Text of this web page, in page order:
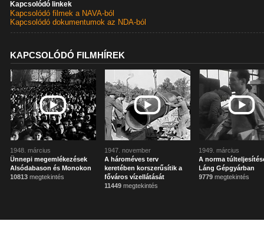
Kapcsolódó linkek
Kapcsolódó filmek a NAVA-ból
Kapcsolódó dokumentumok az NDA-ból
KAPCSOLÓDÓ FILMHÍREK
1948. március
Ünnepi megemlékezések
Alsódabason és Monokon
10813 megtekintés
1947. november
A hároméves terv
keretében korszerűsítik a
főváros vízellátását
11449 megtekintés
1949. március
A norma
Láng Gépgyárban
9779 megtekintés